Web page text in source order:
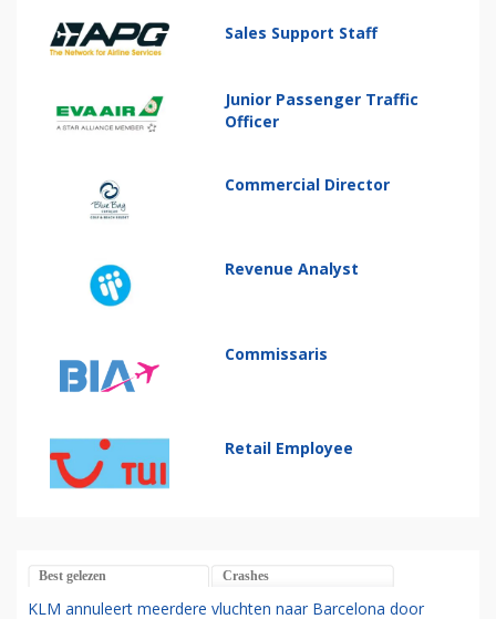
Sales Support Staff
Junior Passenger Traffic
Officer
Commercial Director
Revenue Analyst
Commissaris
Retail Employee
Best gelezen Crashes
KLM annuleert meerdere vluchten naar Barcelona door